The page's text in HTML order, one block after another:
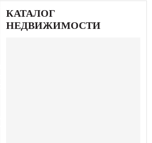
КАТАЛОГ
НЕДВИЖИМОСТИ